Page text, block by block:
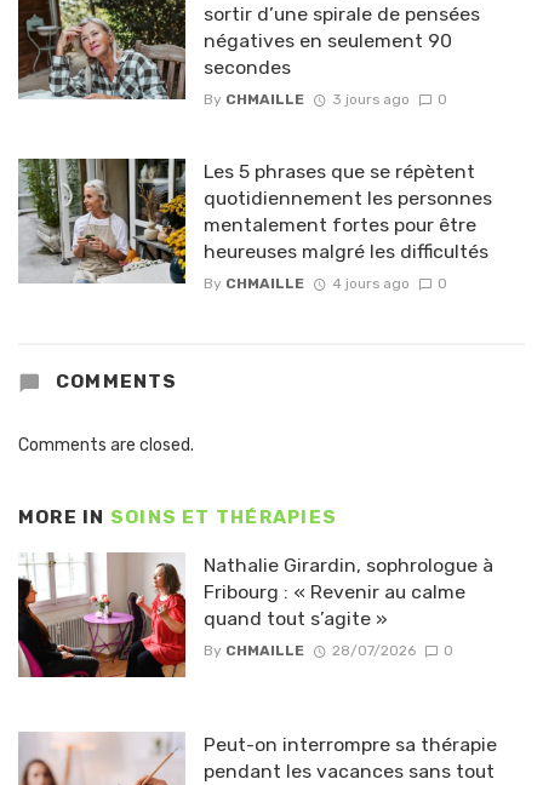
sortir d’une spirale de pensées
négatives en seulement 90
secondes
By CHMAILLE 3 jours ago 0
Les 5 phrases que se répètent
quotidiennement les personnes
mentalement fortes pour être
heureuses malgré les difficultés
By CHMAILLE 4 jours ago 0
COMMENTS
Comments are closed.
MORE IN SOINS ET THÉRAPIES
Nathalie Girardin, sophrologue à
Fribourg : « Revenir au calme
quand tout s’agite »
By CHMAILLE 28/07/2026 0
Peut-on interrompre sa thérapie
pendant les vacances sans tout